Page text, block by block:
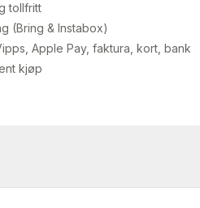
tollfritt
(Bring & Instabox)
Apple Pay, faktura, kort, bank
kjøp